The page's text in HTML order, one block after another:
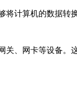
将计算机的数据转
关、网卡等设备。